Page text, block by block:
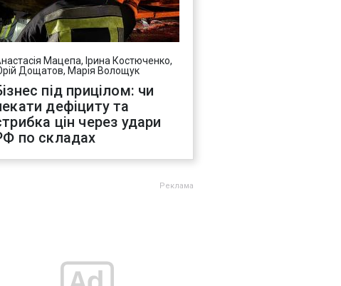
Мацепа, Ірина Костюченко,
Дощатов, Марія Волощук
під прицілом: чи
дефіциту та
цін через удари
по складах